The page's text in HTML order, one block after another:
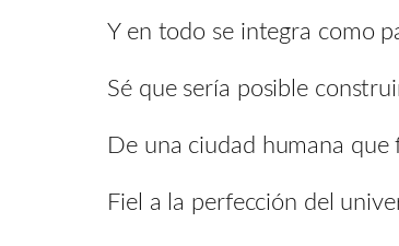
Y en todo se integra como
Sé que sería posible
De una ciudad humana que
Fiel a la perfección del